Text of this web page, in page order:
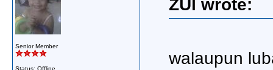
Senior Member
Status: Offline
ZUl wrote:
walaupun